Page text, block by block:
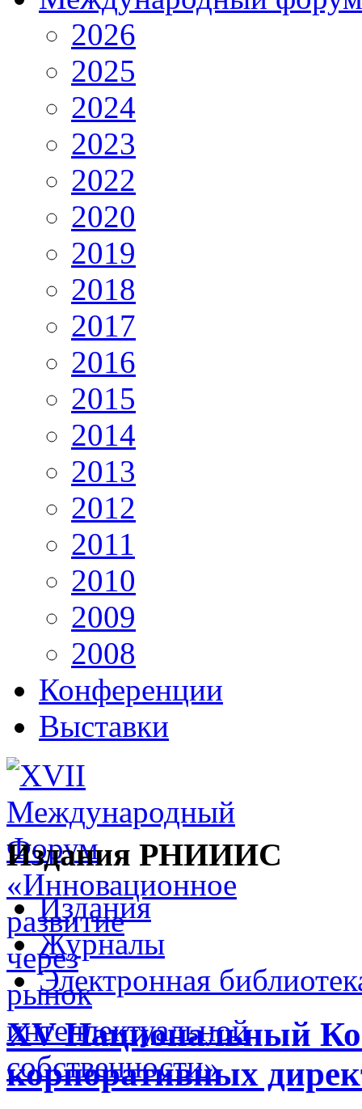
2026
2025
2024
2023
2022
2020
2019
2018
2017
2016
2015
2014
2013
2012
2011
2010
2009
2008
Конференции
Выставки
Издания РНИИИС
Издания
Журналы
Электронная
XV Национальный
корпоративных